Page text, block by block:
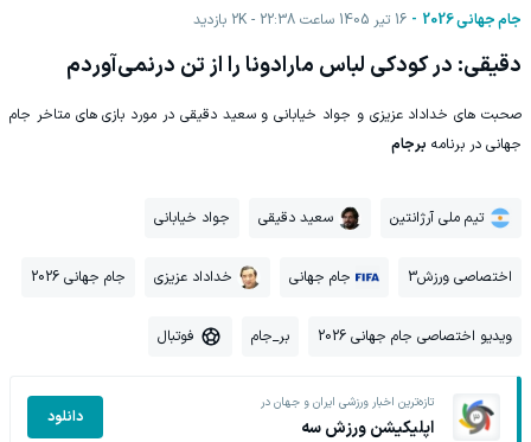
جام جهانی 2026 16 تیر 1405 ساعت 22:38 2K بازدید
دقیقی: در کودکی لباس مارادونا را از تن درنمی‌آوردم
صحبت های خداداد عزیزی و جواد خیابانی و سعید دقیقی در مورد بازی های متاخر جام
جهانی در برنامه برجام
تیم ملی آرژانتین سعید دقیقی جواد خیابانی
اختصاصی ورزش3 جام جهانی خداداد عزیزی جام جهانی 2026
ویدیو اختصاصی جام جهانی 2026 بر_جام فوتبال
تازه‌ترین اخبار ورزشی ایران و جهان در
اپلیکیشن ورزش سه دانلود